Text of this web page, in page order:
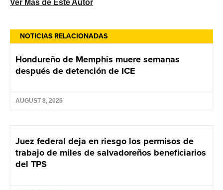
NOTICIAS RELACIONADAS
Hondureño de Memphis muere semanas
después de detención de ICE
AUGUST 8, 2026
Juez federal deja en riesgo los permisos de
trabajo de miles de salvadoreños beneficiarios
del TPS
Ver Más de Este Autor